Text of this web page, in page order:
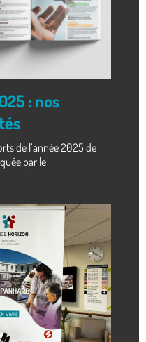
: nos
de l’année 2025 de
par le